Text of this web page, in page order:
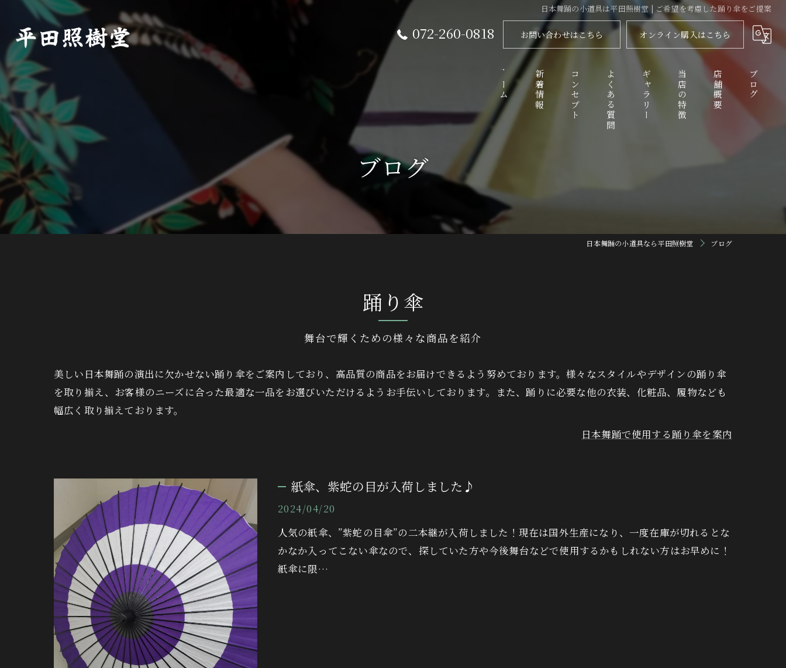
日本舞踊の小道具は平田照樹堂 | ご希望を考慮した踊り傘をご提案
072-260-0818 お問い合わせはこちら オンライン購入はこちら
ホーム 新着情報 コンセプト よくある質問 ギャラリー 当店の特徴
踊り傘
店舗概要 ブログ
ブログ
日本舞踊の小道具なら平田照樹堂 ブログ
踊り傘
舞台で輝くための様々な商品を紹介
美しい日本舞踊の演出に欠かせない踊り傘をご案内しており、高品質の商品をお届けできるよう努めております。様々なスタイルやデザインの踊り傘
を取り揃え、お客様のニーズに合った最適な一品をお選びいただけるようお手伝いしております。また、踊りに必要な他の衣装、化粧品、履物なども
幅広く取り揃えております。
日本舞踊で使用する踊り傘を案内
紙傘、紫蛇の目が入荷しました♪
2024/04/20
人気の紙傘、”紫蛇の目傘”の二本継が入荷しました！現在は国外生産になり、一度在庫が切れるとな
かなか入ってこない傘なので、探していた方や今後舞台などで使用するかもしれない方はお早めに！
紙傘に限…